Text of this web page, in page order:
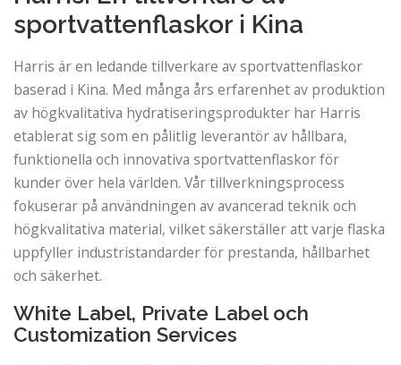
sportvattenflaskor i Kina
Harris är en ledande tillverkare av sportvattenflaskor
baserad i Kina. Med många års erfarenhet av produktion
av högkvalitativa hydratiseringsprodukter har Harris
etablerat sig som en pålitlig leverantör av hållbara,
funktionella och innovativa sportvattenflaskor för
kunder över hela världen. Vår tillverkningsprocess
fokuserar på användningen av avancerad teknik och
högkvalitativa material, vilket säkerställer att varje flaska
uppfyller industristandarder för prestanda, hållbarhet
och säkerhet.
White Label, Private Label och
Customization Services